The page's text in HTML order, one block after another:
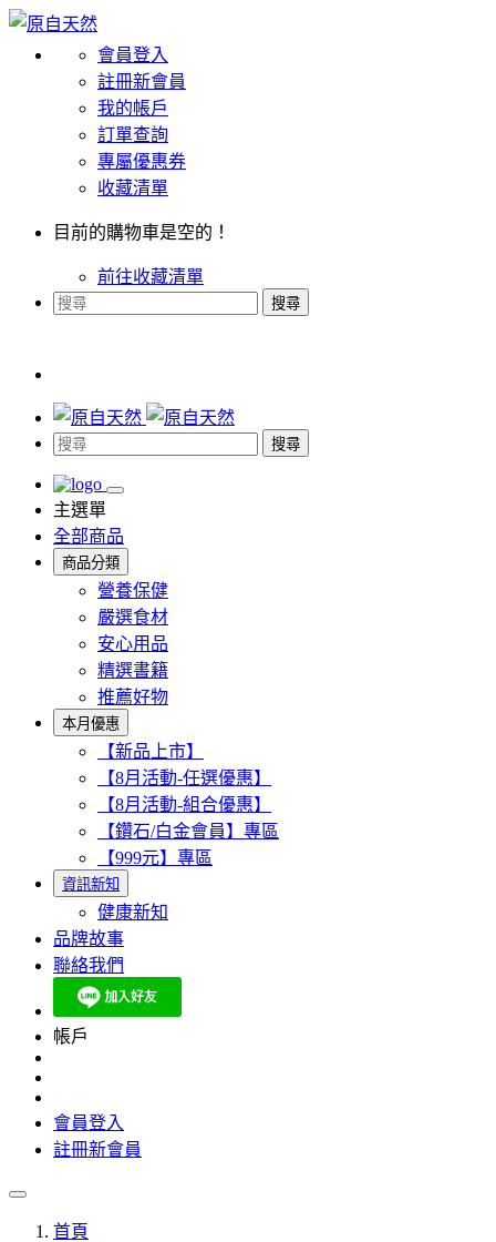
會員登入
註冊新會員
我的帳戶
訂單查詢
專屬優惠券
收藏清單
目前的購物車是空的！
前往收藏清單
搜尋
搜尋
主選單
全部商品
商品分類
營養保健
嚴選食材
安心用品
精選書籍
推薦好物
本月優惠
【新品上市】
【8月活動-任選優惠】
【8月活動-組合優惠】
【鑽石/白金會員】專區
【999元】專區
資訊新知
健康新知
品牌故事
聯絡我們
帳戶
會員登入
註冊新會員
首頁